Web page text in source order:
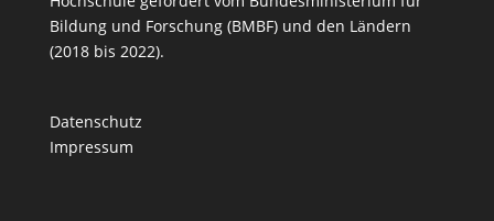
Bildung und Forschung (BMBF) und den Ländern
(2018 bis 2022).
Datenschutz
Impressum